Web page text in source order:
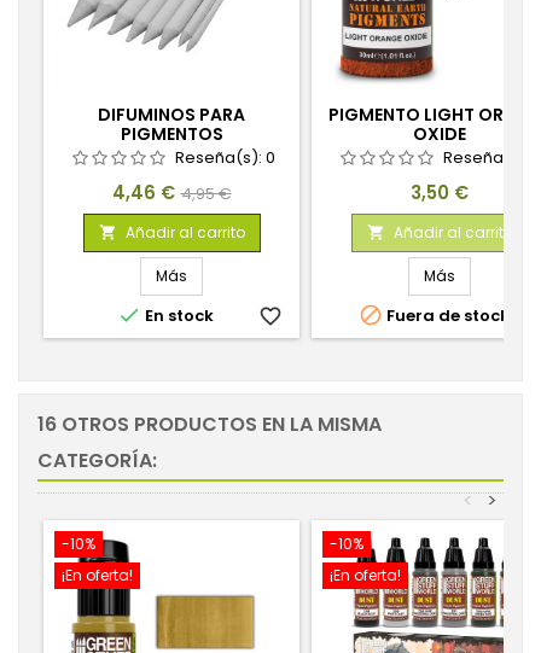
DIFUMINOS PARA
PIGMENTOS
Reseña(s): 0
Precio
4,46 € Precio
base
4,95 €
 Añadir al carrito
Más
 En stock favorite_border
PIGMENTO LIGHT
OXIDE
Reseña(s):
Precio
3,50 €
 Añadir al carrito
Más
 Fuera de stock
16 OTROS PRODUCTOS EN LA MISMA
CATEGORÍA:
>
<
-10%
¡En oferta!
-10%
¡En oferta!